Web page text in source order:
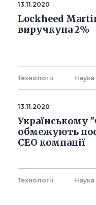
13.11.2020
Lockheed
виручкуна 2%
Технології Наука
13.11.2020
Українському
обмежують
СЕО компанії
Технології Наука